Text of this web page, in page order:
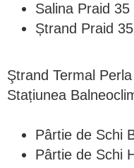
Salina Praid 35
Ștrand Praid
Ştrand Termal
Stațiunea
Pârtie de Schi
Pârtie de Schi